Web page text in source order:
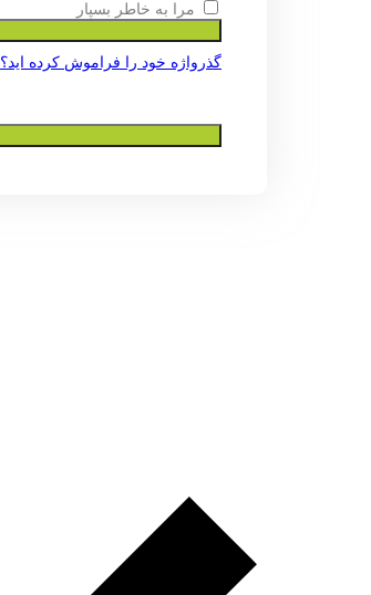
مرا به خاطر بسپار
گذرواژه خود را فراموش کرده اید؟